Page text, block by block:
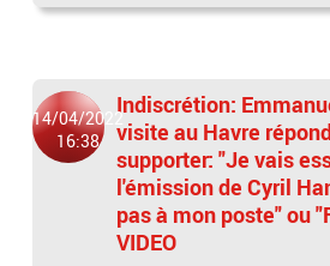
14/04/2022
16:38
Indiscrétion:
visite au Havre
supporter: "Je vais
l'émission de Cyril
pas à mon poste" ou
VIDEO